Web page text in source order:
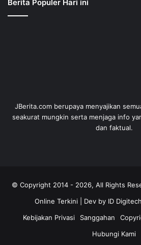
Berita Populer Hari ini
JBerita.com berupaya menyajikan
seakurat mungkin serta menjaga info
dan faktual.
© Copyright 2014 - 2026, All Rights
Online Terkini| Dev by ID
Kebijakan Privasi
Sanggahan
Hubungi Kami